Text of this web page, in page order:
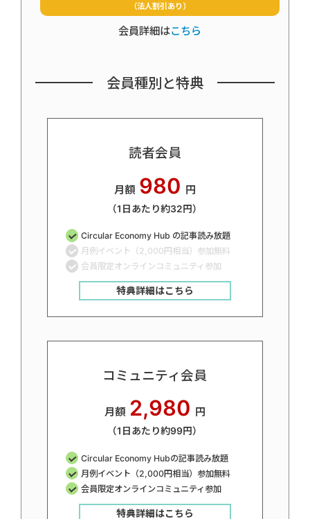
（法人割引あり）
会員詳細はこちら
会員種別と特典
読者会員
月額 980 円
（1日あたり約32円）
Circular Economy Hub の記事読み放題
月例イベント（2,000円相当）参加無料
会員限定オンラインコミュニティ参加
特典詳細はこちら
コミュニティ会員
月額 2,980 円
（1日あたり約99円）
Circular Economy Hubの記事読み放題
月例イベント（2,000円相当）参加無料
会員限定オンラインコミュニティ参加
特典詳細はこちら